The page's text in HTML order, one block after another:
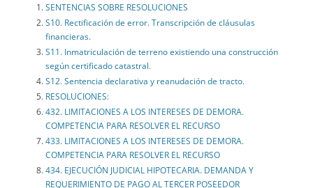
SENTENCIAS SOBRE RESOLUCIONES
S10. Rectificación de error. Transcripción de cláusulas
financieras.
S11. Inmatriculación de terreno existiendo una construcción
según certificado catastral.
S12. Sentencia declarativa y reanudación de tracto.
RESOLUCIONES:
432. LIMITACIONES A LOS INTERESES DE DEMORA.
COMPETENCIA PARA RESOLVER EL RECURSO
433. LIMITACIONES A LOS INTERESES DE DEMORA.
COMPETENCIA PARA RESOLVER EL RECURSO
434. EJECUCIÓN JUDICIAL HIPOTECARIA. DEMANDA Y
REQUERIMIENTO DE PAGO AL TERCER POSEEDOR